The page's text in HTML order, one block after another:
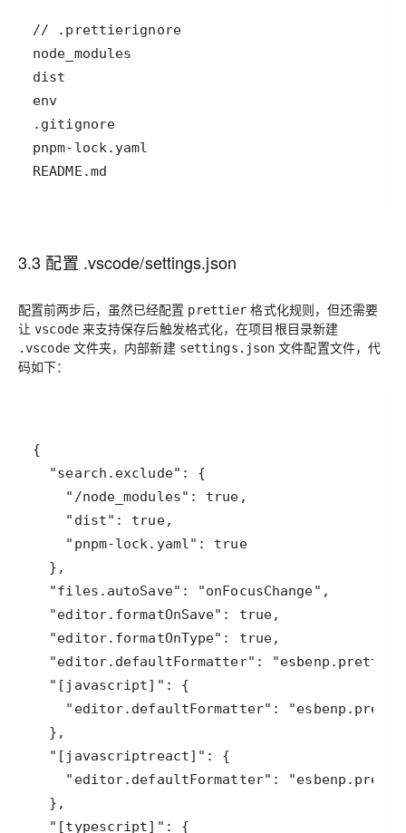
// .prettierignore
README.md
3.3 配置 .vscode/settings.json
配置前两步后，虽然已经配置 prettier 格式化规则，但还需要
让vscode来支持保存后触发格式化，在项目根目录新建
.vscode文件夹，内部新建 settings.json 文件配置文件，代
码如下：
    "pnpm-lock.yaml": true